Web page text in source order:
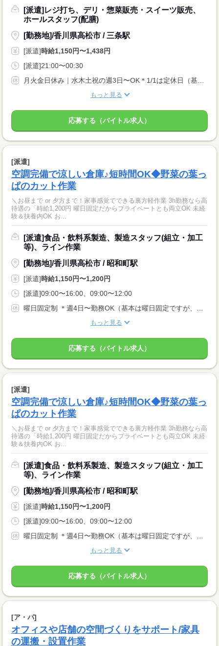
[派遣]レジ打ち、デリ・惣菜販売・スイーツ販売、
ホールスタッフ(配膳)
[勤務地]/香川県高松市 / 三条駅
[派遣]時給1,150円〜1,438円
[派遣]21:00〜00:30
もっと見る
応募する（バイトル求人）
[派遣]
空調完備で涼しい倉庫♪短時間OK◆野菜の葉っ
ぱのカット作業
＼お昼まで or 夕方まで！家事感覚でできる裏方軽作業 3h勤務なら高
待遇の「時給1,200円 曜日固定だからプライベートとも両立OK 未経
験＆扶養内OK お...
[派遣]食品・飲料系製造、製造スタッフ(組立・加工
等)、ライン作業
[勤務地]/香川県高松市 / 昭和町駅
[派遣]時給1,150円〜1,200円
[派遣]09:00〜16:00、09:00〜12:00
もっと見る
応募する（バイトル求人）
[派遣]
空調完備で涼しい倉庫♪短時間OK◆野菜の葉っ
ぱのカット作業
＼お昼まで or 夕方まで！家事感覚でできる裏方軽作業 3h勤務なら高
待遇の「時給1,200円 曜日固定だからプライベートとも両立OK 未経
験＆扶養内OK お...
[派遣]食品・飲料系製造、製造スタッフ(組立・加工
等)、ライン作業
[勤務地]/香川県高松市 / 昭和町駅
[派遣]時給1,150円〜1,200円
[派遣]09:00〜16:00、09:00〜12:00
もっと見る
応募する（バイトル求人）
[ア・パ]
オフィスや店舗の空間づくりをサポート/家具
の運搬・設置作業